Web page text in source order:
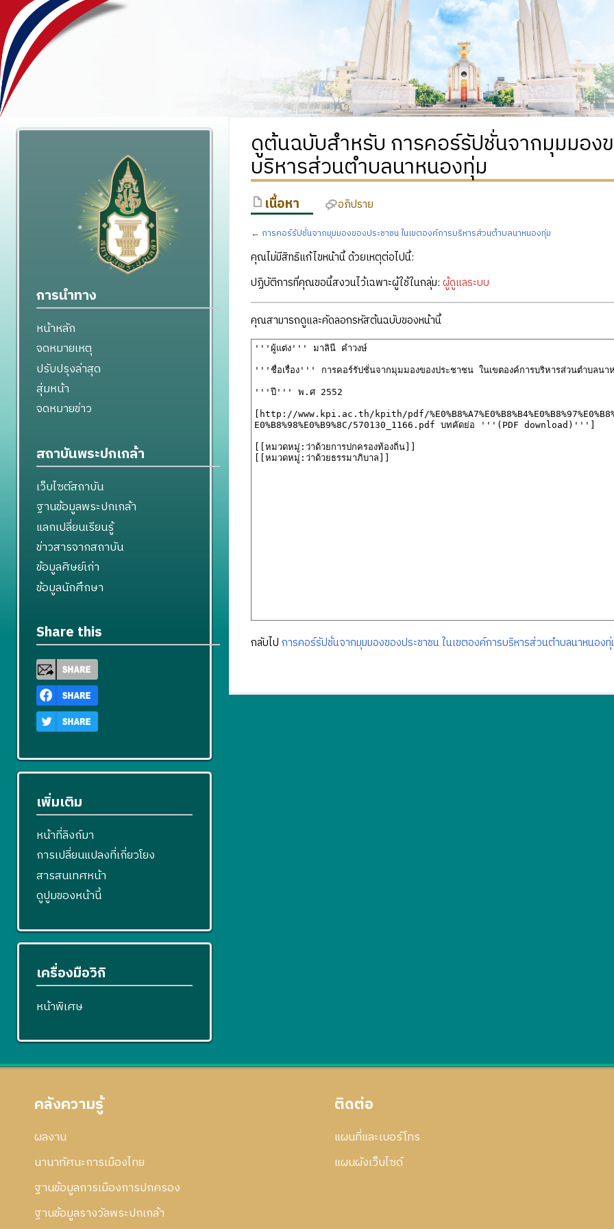
ดูต้นฉบับสำหรับ การคอร์รัปชั่นจากมุมมอง
บริหารส่วนตำบลนาหนองทุ่ม
เนื้อหา อภิปราย
← การคอร์รัปชั่นจากมุมมองของประชาชน ในเขตองค์การบริหารส่วนตำบลนาหนองทุ่ม
คุณไม่มีสิทธิแก้ไขหน้านี้ ด้วยเหตุต่อไปนี้:
ปฏิบัติการที่คุณขอนี้สงวนไว้เฉพาะผู้ใช้ในกลุ่ม: ผู้ดูแลระบบ
คุณสามารถดูและคัดลอกรหัสต้นฉบับของหน้านี้
กลับไป การคอร์รัปชั่นจากมุมมองของประชาชน ในเขตองค์การบริหารส่วนตำบลนาหนองทุ่
การนำทาง
หน้าหลัก
จดหมายเหตุ
ปรับปรุงล่าสุด
สุ่มหน้า
จดหมายข่าว
สถาบันพระปกเกล้า
เว็บไซต์สถาบัน
ฐานข้อมูลพระปกเกล้า
แลกเปลี่ยนเรียนรู้
ข่าวสารจากสถาบัน
ข้อมูลศิษย์เก่า
ข้อมูลนักศึกษา
Share this
เพิ่มเติม
หน้าที่ลิงก์มา
การเปลี่ยนแปลงที่เกี่ยวโยง
สารสนเทศหน้า
ดูปูมของหน้านี้
เครื่องมือวิกิ
หน้าพิเศษ
คลังความรู้
ผลงาน
นานาทัศนะการเมืองไทย
ฐานข้อมูลการเมืองการปกครอง
ฐานข้อมูลรางวัลพระปกเกล้า
ติดต่อ
แผนที่และเบอร์โทร
แผนผังเว็บไซด์